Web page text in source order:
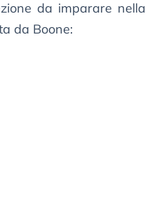
da imparare nella
da Boone: